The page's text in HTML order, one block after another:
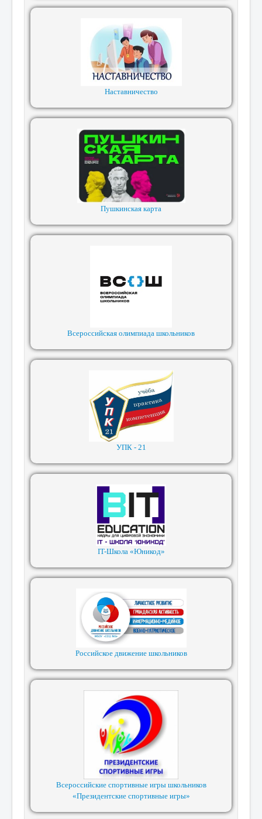
Наставничество
Пушкинская карта
Всероссийская олимпиада школьников
УПК - 21
IT-Школа «Юникод»
Российское движение школьников
Всероссийские спортивные игры школьников
«Президентские спортивные игры»